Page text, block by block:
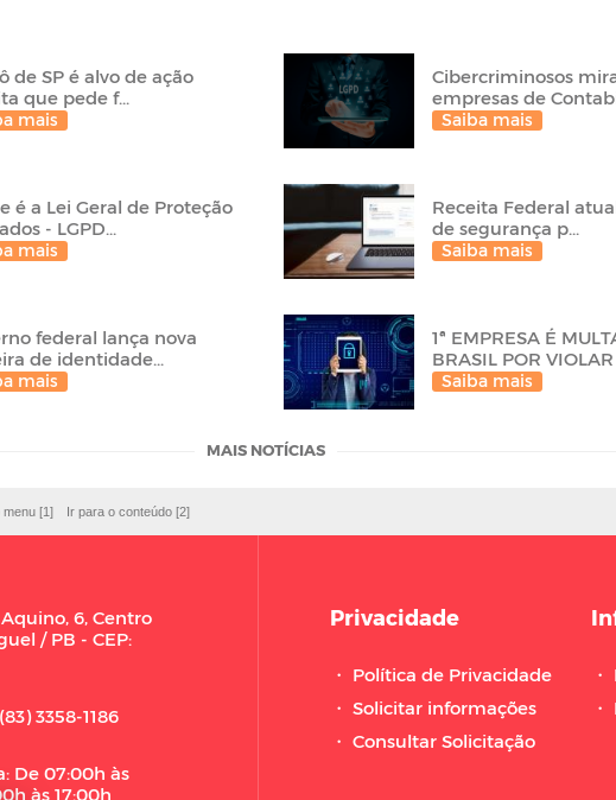
de SP é alvo de ação
que pede f...
mais
Cibercriminosos
empresas de
Saiba mais
é a Lei Geral de Proteção
- LGPD...
mais
Receita Federal
de segurança p...
Saiba mais
federal lança nova
de identidade...
mais
1ª EMPRESA É
BRASIL POR VIOLAR
Saiba mais
MAIS NOTÍCIAS
menu [1] Ir para o conteúdo [2]
6, Centro
/ PB - CEP:
3358-1186
De 07:00h às
às 17:00h
Privacidade
・ Política de Privacidade
・ Solicitar informações
・ Consultar Solicitação
・
・